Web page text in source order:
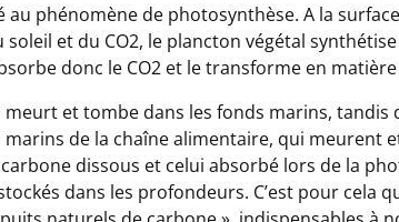
au phénomène de photosynthèse. A la
soleil et du CO2, le plancton végétal
donc le CO2 et le transforme en
et tombe dans les fonds marins, tandis
de la chaîne alimentaire, qui meurent
dissous et celui absorbé lors de la
dans les profondeurs. C’est pour cela